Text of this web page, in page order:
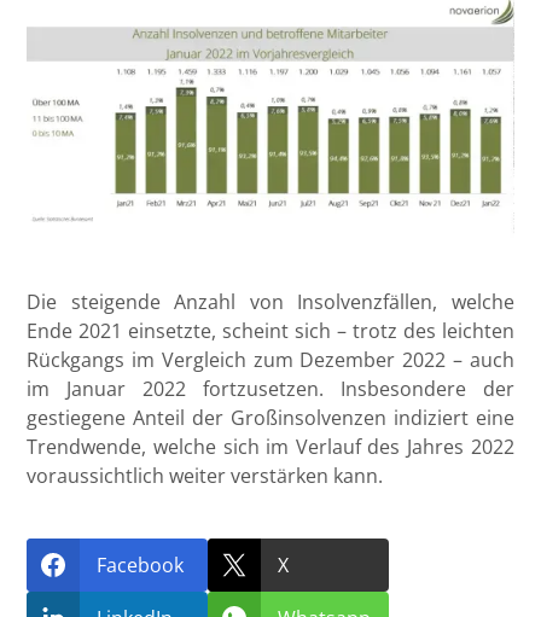
Die steigende Anzahl von Insolvenzfällen, welche
Ende 2021 einsetzte, scheint sich – trotz des leichten
Rückgangs im Vergleich zum Dezember 2022 – auch
im Januar 2022 fortzusetzen. Insbesondere der
gestiegene Anteil der Großinsolvenzen indiziert eine
Trendwende, welche sich im Verlauf des Jahres 2022
voraussichtlich weiter verstärken kann.
Facebook
X